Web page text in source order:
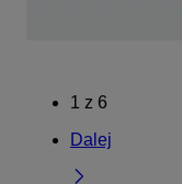
1 z 6
Dalej